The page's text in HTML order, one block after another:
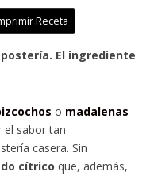
Receta
El ingrediente
o madalenas
el sabor tan
casera. Sin
cítrico que, además,